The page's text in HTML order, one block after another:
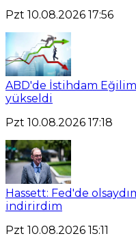
Pzt 10.08.2026 17:56
ABD'de İstihdam
yükseldi
Pzt 10.08.2026 17:18
Hassett: Fed'de
indirirdim
Pzt 10.08.2026 15:11